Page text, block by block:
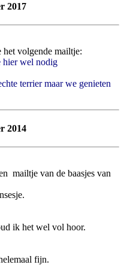
2017
het volgende mailtje:
hier wel nodig
terrier maar we genieten
2014
mailtje van de baasjes van
Sunny
vol hoor.
fijn.